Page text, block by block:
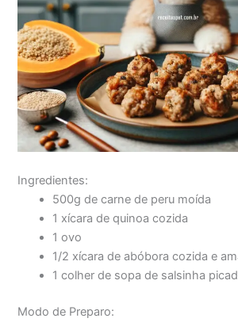
Ingredientes:
500g de carne de peru moída
1 xícara de quinoa cozida
1 ovo
1/2 xícara de abóbora cozida e
1 colher de sopa de salsinha
Modo de Preparo: